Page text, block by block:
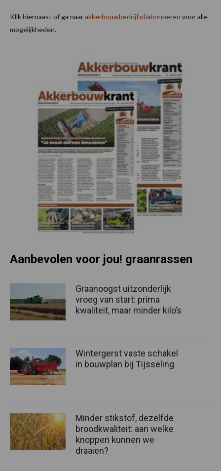
Klik hiernaast of ga naarakkerbouwbedrijf.nl/abonneren voor alle
mogelijkheden.
Aanbevolen voor jou! graanrassen
Graanoogst uitzonderlijk
vroeg van start: prima
kwaliteit, maar minder kilo’s
Wintergerst vaste schakel
in bouwplan bij Tijsseling
Minder stikstof, dezelfde
broodkwaliteit: aan welke
knoppen kunnen we
draaien?